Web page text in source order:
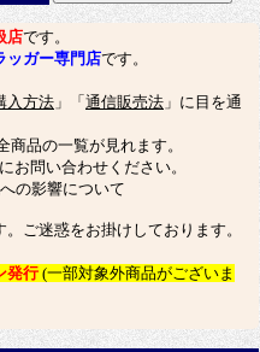
店です。
ッガー専門店です。
入方法 」「通信販売法 」に目を通
商品の一覧が見れます。
お問い合わせください。
の影響について
ご迷惑をお掛けしております。
発行(一部対象外商品がございま